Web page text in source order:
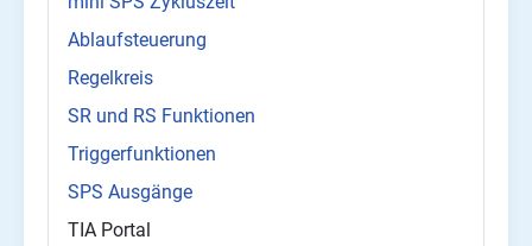
Ablaufsteuerung
Regelkreis
SR und RS Funktionen
Triggerfunktionen
SPS Ausgänge
TIA Portal